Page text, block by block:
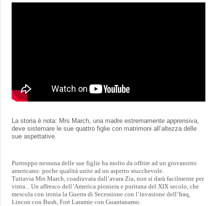
La storia è nota: Mrs March, una madre estremamente apprensiva,
deve sistemare le sue quattro figlie con matrimoni all’altezza delle
sue aspettative.
Purtroppo nessuna delle sue figlie ha molto da offrire ad un giovanotto
americano: poche qualità unite ad un aspetto stucchevole.
Tuttavia Mrs March, coadiuvata dall’avara Zia, non si darà facilmente per
vinta... Un affresco dell’America pioniera e puritana del XIX secolo, che
mescola con ironia la Guerra di Secessione con l’invasione dell’Iraq,
Lincon con Bush, Fort Laramie con Guantanamo.